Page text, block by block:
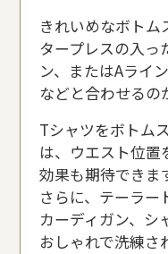
きれいめなボトム
タープレスの入っ
ン、またはAライ
などと合わせるの
Tシャツをボトム
は、ウエスト位
効果も期待できま
さらに、テーラー
カーディガン、シ
おしゃれで洗練さ